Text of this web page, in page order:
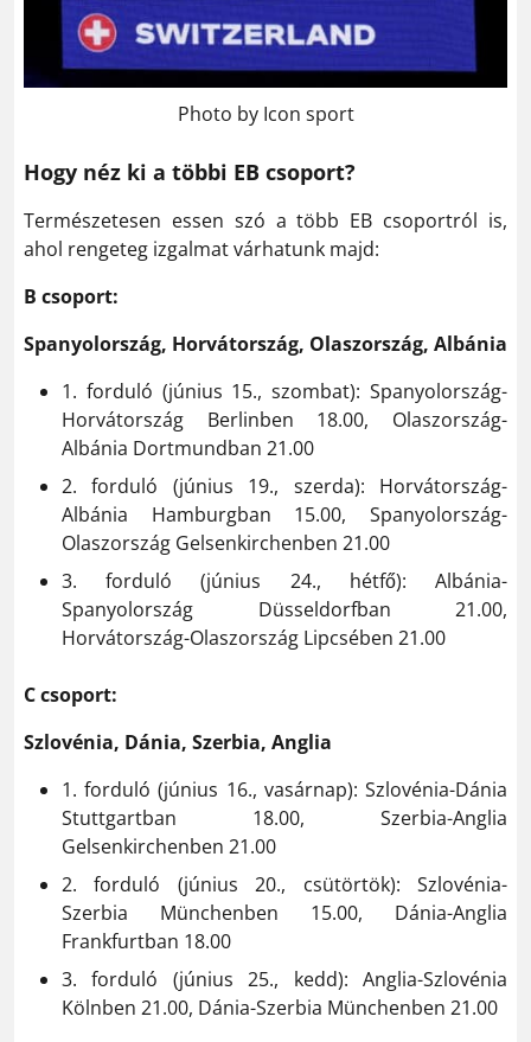
Photo by Icon sport
Hogy néz ki a többi EB csoport?
Természetesen essen szó a több EB csoportról is,
ahol rengeteg izgalmat várhatunk majd:
B csoport:
Spanyolország, Horvátország, Olaszország, Albánia
1. forduló (június 15., szombat): Spanyolország-
Horvátország Berlinben 18.00, Olaszország-
Albánia Dortmundban 21.00
2. forduló (június 19., szerda): Horvátország-
Albánia Hamburgban 15.00, Spanyolország-
Olaszország Gelsenkirchenben 21.00
3. forduló (június 24., hétfő): Albánia-
Spanyolország Düsseldorfban 21.00,
Horvátország-Olaszország Lipcsében 21.00
C csoport:
Szlovénia, Dánia, Szerbia, Anglia
1. forduló (június 16., vasárnap): Szlovénia-Dánia
Stuttgartban 18.00, Szerbia-Anglia
Gelsenkirchenben 21.00
2. forduló (június 20., csütörtök): Szlovénia-
Szerbia Münchenben 15.00, Dánia-Anglia
Frankfurtban 18.00
3. forduló (június 25., kedd): Anglia-Szlovénia
Kölnben 21.00, Dánia-Szerbia Münchenben 21.00